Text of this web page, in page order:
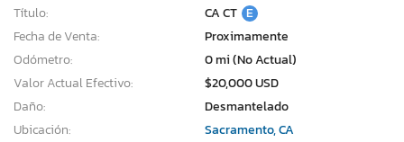
Título:
CA CT E
Fecha de Venta:
Proximamente
Odómetro:
0 mi (No Actual)
Valor Actual Efectivo:
$20,000 USD
Daño:
Desmantelado
Ubicación:
Sacramento, CA